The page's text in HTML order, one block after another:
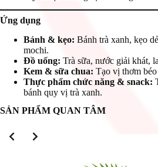
Ứng dụng
Bánh & kẹo: Bánh trà xanh, kẹo
mochi.
Đồ uống: Trà sữa, nước giải khát,
Kem & sữa chua: Tạo vị thơm
Thực phẩm chức năng & snack:
bánh quy vị trà xanh.
SẢN PHẨM QUAN TÂM